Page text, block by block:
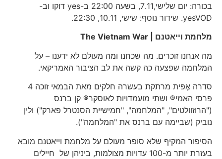
בכורה: יום שלישי,7.11, בשעה 22:00 ב-yes דוקו וב-
yesVOD. שידור נוסף: שישי, 10.11, 22:30.
מלחמת וייאטנם |The Vietnam War
מה אנחנו זוכרים. מה שכחנו ומה מעולם לא ידענו – על
המלחמה שפצעה כה קשה את לב הציבור האמריקאי.
סדרה אֶפּית מרתקת בעשרה חלקים מאת הבמאי זוכה 4
פרסי האמי® ושתי מועמדויות לאוסקר® קן ברנס
("הרוזוולטים", "המלחמה", "חמישיית הסנטרל פארק") ולין
נוביק (שביימה עם ברנס את "המלחמה").
הסיפור המקיף שלא סופר מעולם על מלחמת וייאטנם מובא
בעזרת יותר מ-100 עדויות מצולמות, ביניהן של חיילים